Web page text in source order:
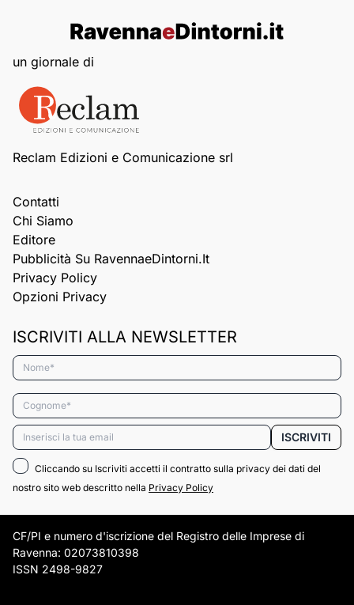
un giornale di
Reclam Edizioni e Comunicazione srl
Contatti
Chi Siamo
Editore
Pubblicità Su RavennaeDintorni.it
Privacy Policy
Opzioni Privacy
ISCRIVITI ALLA NEWSLETTER
Nome*
Cognome*
Email* ISCRIVITI
Cliccando su Iscriviti accetti il contratto sulla privacy dei dati del
nostro sito web descritto nella Privacy Policy
CF/PI e numero d'iscrizione del Registro delle Imprese di
Ravenna: 02073810398
ISSN 2498-9827